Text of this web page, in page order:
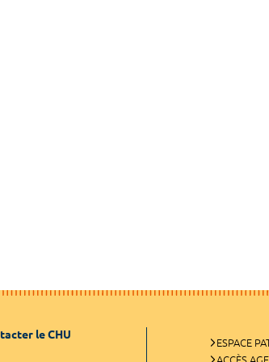
le CHU
ESPACE
ACCÈS